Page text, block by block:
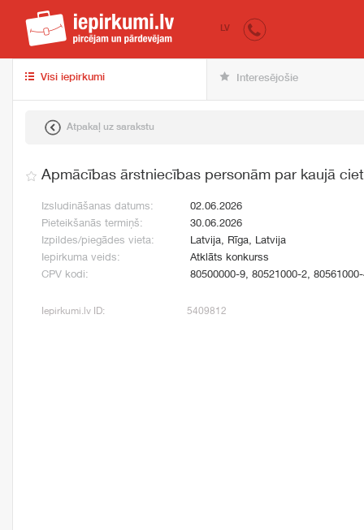
iepirkumi.lv
LV
Visi iepirkumi Interesējošie
Atpakaļ uz sarakstu
Apmācības ārstniecības personām par kaujā
Izsludināšanas datums:
02.06.2026
Pieteikšanās termiņš:
30.06.2026
Izpildes/piegādes vieta:
Latvija, Rīga, Latvija
Iepirkuma veids:
Atklāts konkurss
CPV kodi:
80500000-9, 80521000-2,
Iepirkumi.lv ID: 5409812